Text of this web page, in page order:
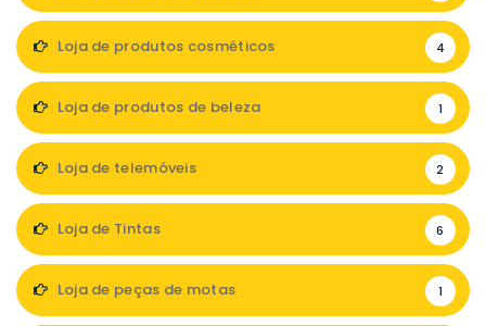
Loja de produtos cosméticos 4
Loja de produtos de beleza 1
Loja de telemóveis 2
Loja de Tintas 6
Loja de peças de motas 1